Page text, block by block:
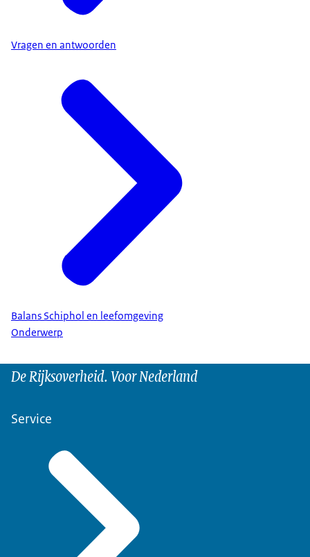
Vragen en antwoorden
Balans Schiphol en leefomgeving
Onderwerp
De Rijksoverheid. Voor Nederland
Service